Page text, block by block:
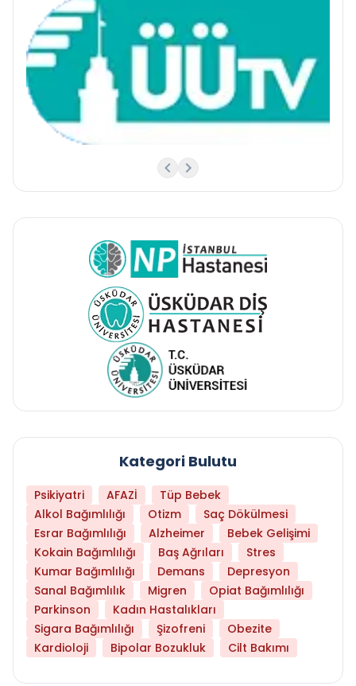
Kategori Bulutu
Psikiyatri AFAZİ
Tüp Bebek
Alkol Bağımlılığı
Otizm
Saç Dökülmesi
Esrar Bağımlılığı
Alzheimer
Bebek Gelişimi
Kokain Bağımlılığı
Baş Ağrıları
Stres
Kumar Bağımlılığı
Demans
Depresyon
Sanal Bağımlılık
Migren
Opiat Bağımlılığı
Parkinson
Kadın Hastalıkları
Sigara Bağımlılığı
Şizofreni
Obezite
Kardioloji
Bipolar Bozukluk Cilt Bakımı